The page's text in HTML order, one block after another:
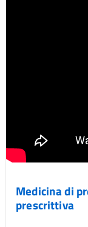
Medicina di
prescrittiva